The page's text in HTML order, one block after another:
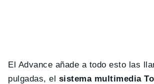
El Advance añade a todo esto las
pulgadas, el sistema multimedia